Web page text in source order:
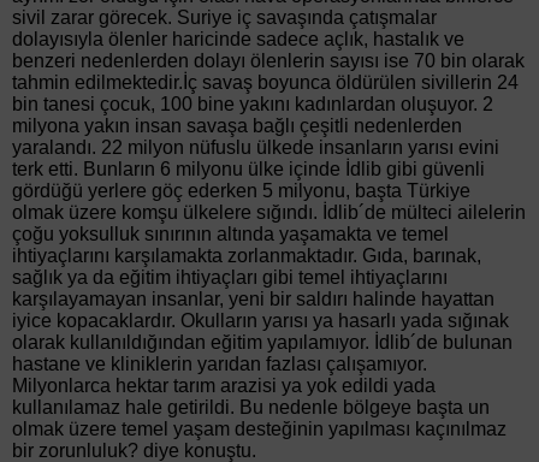
sivil zarar görecek. Suriye iç savaşında çatışmalar
dolayısıyla ölenler haricinde sadece açlık, hastalık ve
benzeri nedenlerden dolayı ölenlerin sayısı ise 70 bin olarak
tahmin edilmektedir.İç savaş boyunca öldürülen sivillerin 24
bin tanesi çocuk, 100 bine yakını kadınlardan oluşuyor. 2
milyona yakın insan savaşa bağlı çeşitli nedenlerden
yaralandı. 22 milyon nüfuslu ülkede insanların yarısı evini
terk etti. Bunların 6 milyonu ülke içinde İdlib gibi güvenli
gördüğü yerlere göç ederken 5 milyonu, başta Türkiye
olmak üzere komşu ülkelere sığındı. İdlib´de mülteci ailelerin
çoğu yoksulluk sınırının altında yaşamakta ve temel
ihtiyaçlarını karşılamakta zorlanmaktadır. Gıda, barınak,
sağlık ya da eğitim ihtiyaçları gibi temel ihtiyaçlarını
karşılayamayan insanlar, yeni bir saldırı halinde hayattan
iyice kopacaklardır. Okulların yarısı ya hasarlı yada sığınak
olarak kullanıldığından eğitim yapılamıyor. İdlib´de bulunan
hastane ve kliniklerin yarıdan fazlası çalışamıyor.
Milyonlarca hektar tarım arazisi ya yok edildi yada
kullanılamaz hale getirildi. Bu nedenle bölgeye başta un
olmak üzere temel yaşam desteğinin yapılması kaçınılmaz
bir zorunluluk? diye konuştu.